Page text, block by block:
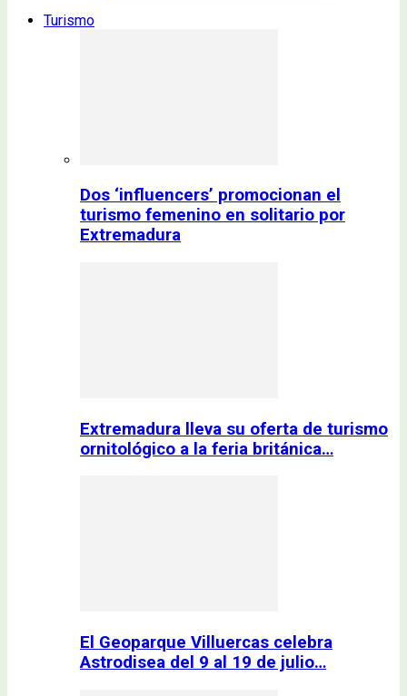
Turismo
Dos ‘influencers’ promocionan el
turismo femenino en solitario por
Extremadura
Extremadura lleva su oferta de turismo
ornitológico a la feria británica…
El Geoparque Villuercas celebra
Astrodisea del 9 al 19 de julio…